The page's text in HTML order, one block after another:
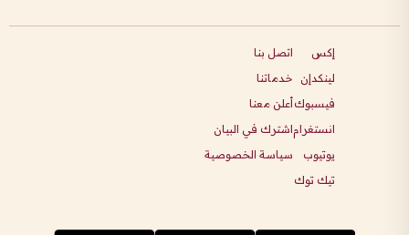
إكس
لينكدإن
فيسبوك
انستغرام
يوتيوب
تيك توك
اتصل بنا
خدماتنا
أعلن معنا
اشترك في البيان
سياسة الخصوصية